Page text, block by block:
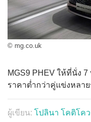
© mg.co.uk
MGS9 PHEV ให้ที่นั่ง
ราคาต่ำกว่าคู่แข่งหลาย
ผู้เขียน: โปลินา โคติโค